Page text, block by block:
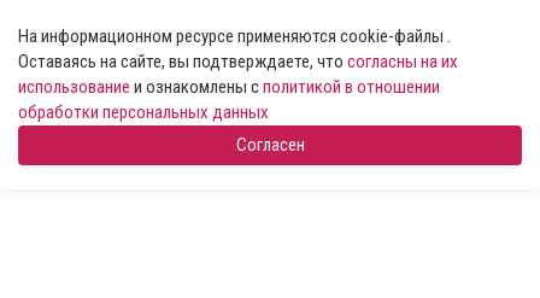
На информационном ресурсе применяются cookie-файлы .
Оставаясь на сайте, вы подтверждаете, что согласны на их
использование и ознакомлены сполитикой в отношении
обработки персональных данных
Согласен